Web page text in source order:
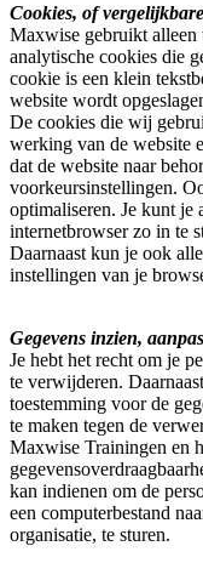
Cookies, of
Maxwise gebruikt alleen
analytische cookies die
cookie is een klein
website wordt
De cookies die wij
werking van de website
dat de website naar
voorkeursinstellingen.
optimaliseren. Je kunt je
internetbrowser zo in te
Daarnaast kun je ook
instellingen van je
Gegevens inzien,
Je hebt het recht om je
te verwijderen.
toestemming voor de
te maken tegen de
Maxwise Trainingen en
kan indienen om de
een computerbestand
organisatie, te sturen.